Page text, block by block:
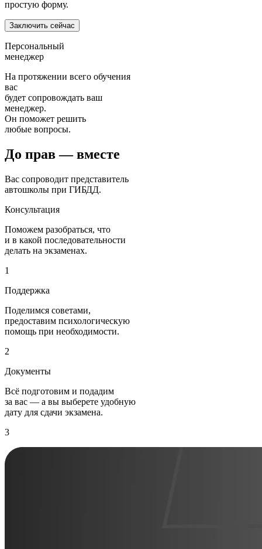
простую форму.
Заключить сейчас
Персональный
менеджер
На протяжении всего обучения
вас
будет сопровождать ваш
менеджер.
Он поможет решить
любые вопросы.
До прав —вместе
Вас сопроводит представитель
автошколы при ГИБДД.
Консультация
Поможем разобраться, что
и в какой последовательности
делать на экзаменах.
1
Поддержка
Поделимся советами,
предоставим психологическую
помощь при необходимости.
2
Документы
Всё подготовим и подадим
за вас — а вы выберете удобную
дату для сдачи экзамена.
3